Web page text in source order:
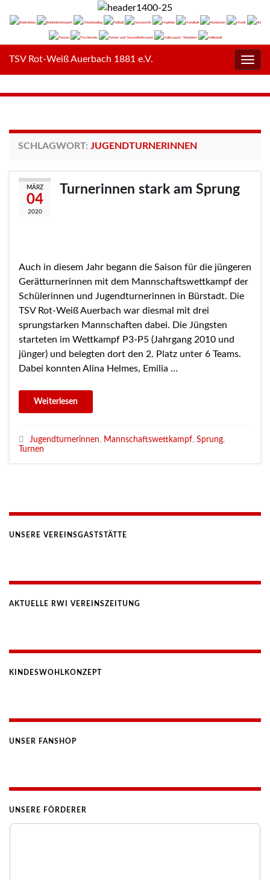
TSV Rot-Weiß Auerbach 1881 e.V.
SCHLAGWORT: JUGENDTURNERINNEN
MÄRZ
04
2020
Turnerinnen stark am Sprung
Auch in diesem Jahr begann die Saison für die jüngeren
Gerätturnerinnen mit dem Mannschaftswettkampf der
Schülerinnen und Jugendturnerinnen in Bürstadt. Die
TSV Rot-Weiß Auerbach war diesmal mit drei
sprungstarken Mannschaften dabei. Die Jüngsten
starteten im Wettkampf P3-P5 (Jahrgang 2010 und
jünger) und belegten dort den 2. Platz unter 6 Teams.
Dabei konnten Alina Helmes, Emilia …
Jugendturnerinnen, Mannschaftswettkampf, Sprung,
Turnen
UNSERE VEREINSGASTSTÄTTE
AKTUELLE RWI VEREINSZEITUNG
KINDESWOHLKONZEPT
UNSER FANSHOP
UNSERE FÖRDERER